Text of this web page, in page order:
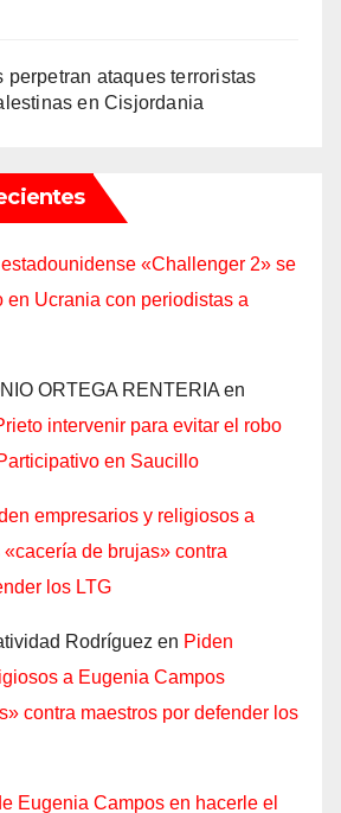
ataques terroristas
en Cisjordania
«Challenger 2» se
en Ucrania con periodistas a
ORTEGA RENTERIA en
intervenir para evitar el robo
en Saucillo
empresarios y religiosos a
de brujas» contra
los LTG
Rodríguez en Piden
a Eugenia Campos
contra maestros por defender los
Eugenia Campos en hacerle el